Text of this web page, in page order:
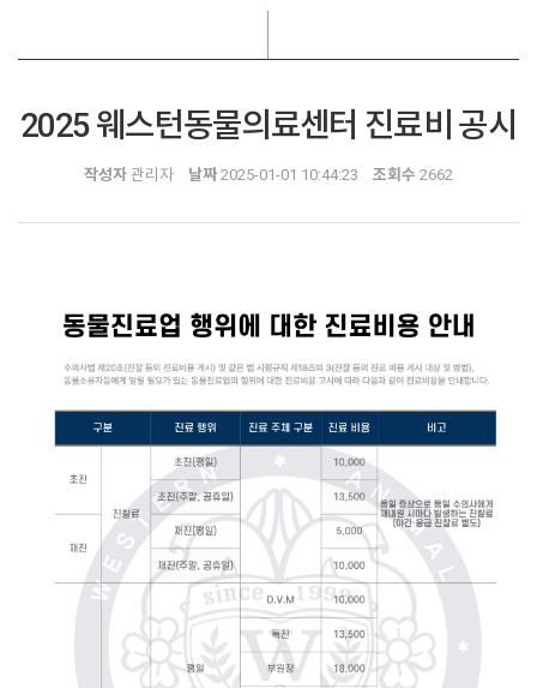
2025 웨스턴동물의료센터 진료비 공시
작성자 관리자 날짜 2025-01-01 10:44:23 조회수 2662